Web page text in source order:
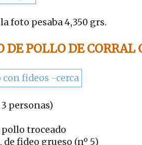
foto pesaba 4,350 grs.
DE POLLO DE CORRAL
personas)
pollo troceado
de fideo grueso (nº 5)